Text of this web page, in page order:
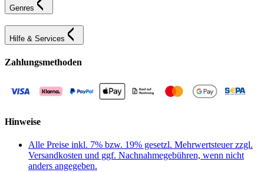
Genres
Hilfe & Services
Zahlungsmethoden
Hinweise
Alle Preise inkl. 7% bzw. 19% gesetzl. Mehrwertsteuer zzgl.
Versandkosten und ggf. Nachnahmegebühren, wenn nicht
anders angegeben.